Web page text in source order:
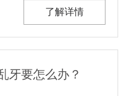
了解详情
牙要怎么办？